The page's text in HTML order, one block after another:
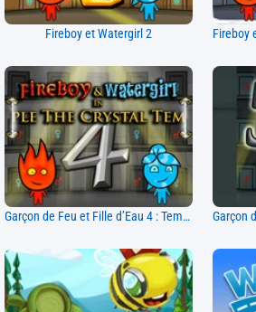
Fireboy et Watergirl 2
Garçon de Feu et Fille d’Eau 4 : Temple de Cristal